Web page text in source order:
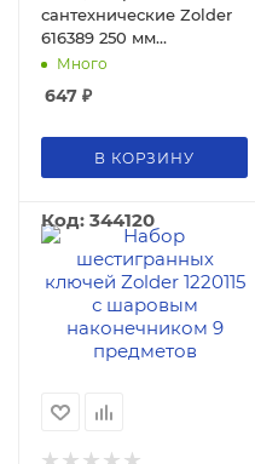
сантехнические Zolder
616389 250 мм
двукомпонентная ручка
Много
647 ₽
В КОРЗИНУ
Код: 344120